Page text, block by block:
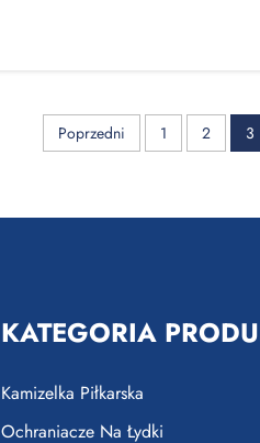
Poprzedni 1 2 3
KATEGORIA
Kamizelka Piłkarska
Ochraniacze Na Łydki